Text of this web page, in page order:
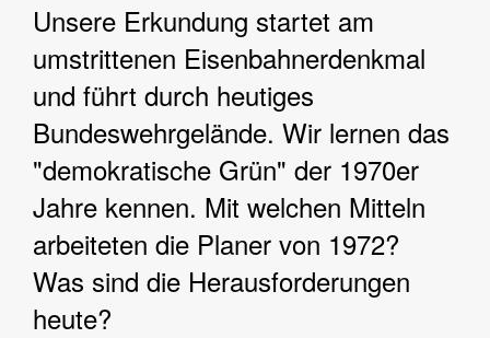
Unsere Erkundung startet am
umstrittenen Eisenbahnerdenkmal
und führt durch heutiges
Bundeswehrgelände. Wir lernen das
"demokratische Grün" der 1970er
Jahre kennen. Mit welchen Mitteln
arbeiteten die Planer von 1972?
Was sind die Herausforderungen
heute?